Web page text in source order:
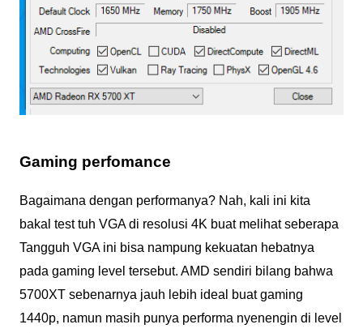
Gaming perfomance
Bagaimana dengan performanya? Nah, kali ini kita
bakal test tuh VGA di resolusi 4K buat melihat seberapa
Tangguh VGA ini bisa nampung kekuatan hebatnya
pada gaming level tersebut. AMD sendiri bilang bahwa
5700XT sebenarnya jauh lebih ideal buat gaming
1440p, namun masih punya performa nyenengin di level